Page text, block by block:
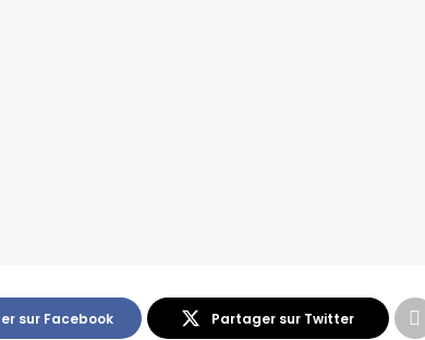
sur Facebook Partager sur Twitter